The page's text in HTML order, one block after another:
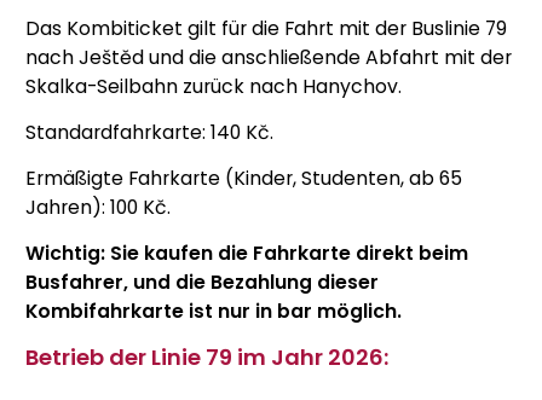
Das Kombiticket gilt für die Fahrt mit der Buslinie 79
nach Ještěd und die anschließende Abfahrt mit der
Skalka-Seilbahn zurück nach Hanychov.
Standardfahrkarte: 140 Kč.
Ermäßigte Fahrkarte (Kinder, Studenten, ab 65
Jahren): 100 Kč.
Wichtig: Sie kaufen die Fahrkarte direkt beim
Busfahrer, und die Bezahlung dieser
Kombifahrkarte ist nur in bar möglich.
Betrieb der Linie 79 im Jahr 2026: